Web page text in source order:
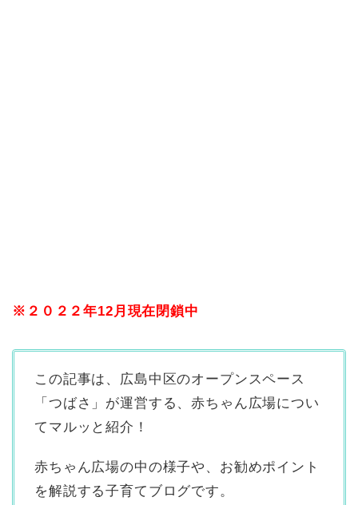
※２０２２年12月現在閉鎖中
この記事は、広島中区のオープンスペース
「つばさ」が運営する、赤ちゃん広場につい
てマルッと紹介！
赤ちゃん広場の中の様子や、お勧めポイント
を解説する子育てブログです。